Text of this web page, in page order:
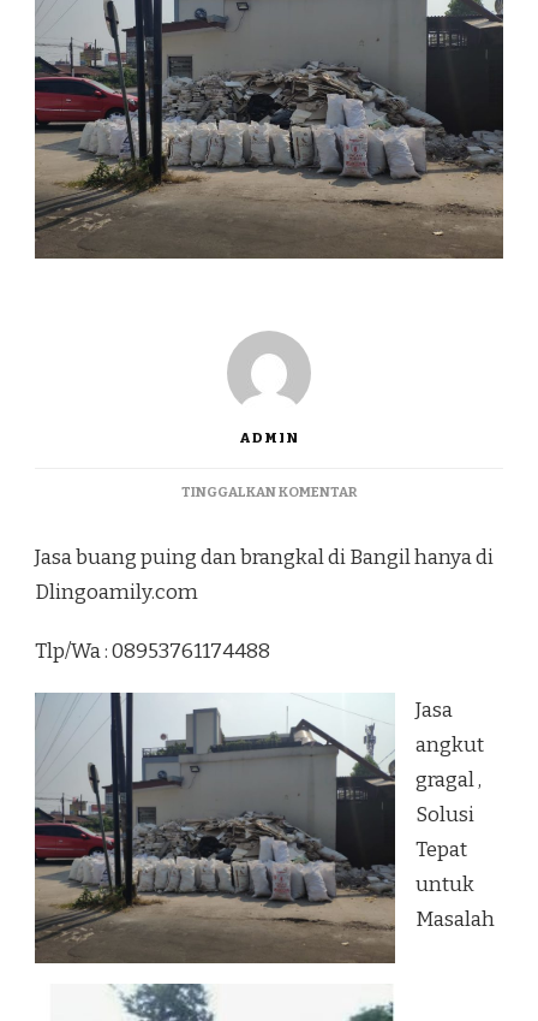
ADMIN
TINGGALKAN KOMENTARPADA
PUING
Jasa buang puing dan brangkal di Bangil hanya di
Dlingoamily.com
Tlp/Wa : 08953761174488
Jasa
angkut
gragal ,
Solusi
Tepat
untuk
Masalah